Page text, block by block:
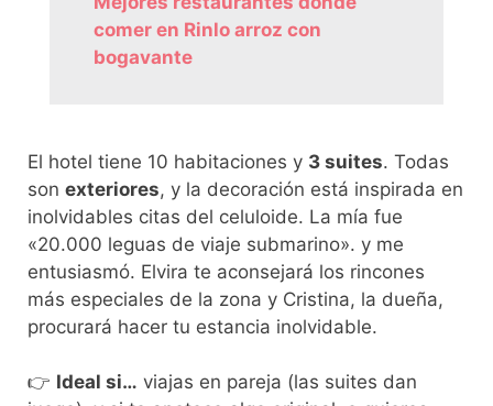
comer en Rinlo arroz con
bogavante
El hotel tiene 10 habitaciones y 3 suites. Todas
son exteriores, y la decoración está inspirada en
inolvidables citas del celuloide. La mía fue
«20.000 leguas de viaje submarino». y me
entusiasmó. Elvira te aconsejará los rincones
más especiales de la zona y Cristina, la dueña,
procurará hacer tu estancia inolvidable.
👉 Ideal si… viajas en pareja (las suites dan